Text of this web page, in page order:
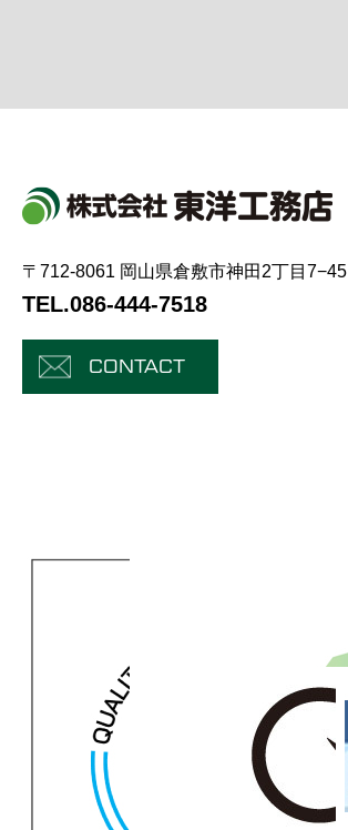
〒712-8061 岡山県倉敷市神田2丁目7−45
TEL.086-444-7518
CONTACT